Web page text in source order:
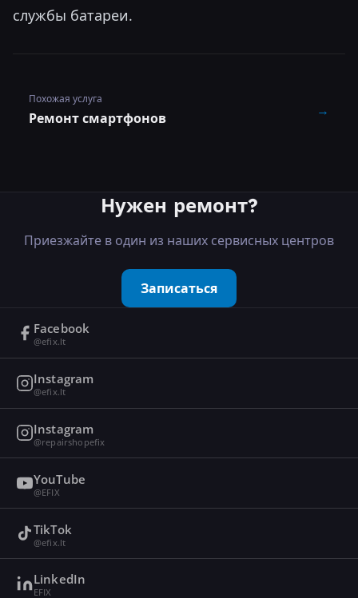
службы батареи.
Похожая услуга
Ремонт смартфонов →
Нужен ремонт?
Приезжайте в один из наших сервисных центров
Записаться
Facebook
@efix.lt
Instagram
@efix.lt
Instagram
@repairshopefix
YouTube
@EFIX
TikTok
@efix.lt
LinkedIn
EFIX